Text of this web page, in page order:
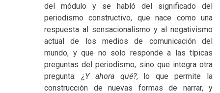
del módulo y se habló del significado del
periodismo constructivo, que nace como una
respuesta al sensacionalismo y al negativismo
actual de los medios de comunicación del
mundo, y que no solo responde a las típicas
preguntas del periodismo, sino que integra otra
pregunta:¿Y ahora qué?, lo que permite la
construcción de nuevas formas de narrar, y